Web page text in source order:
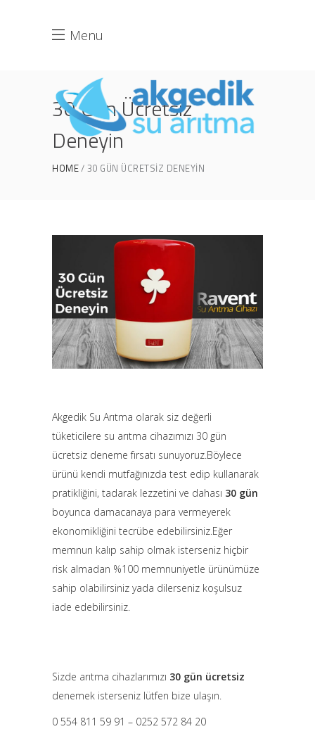
Menu
30 Gün Ücretsiz
Deneyin
HOME 30 GÜN ÜCRETSIZ DENEYIN
Akgedik Su Arıtma olarak siz değerli
tüketicilere su arıtma cihazımızı 30 gün
ücretsiz deneme fırsatı sunuyoruz.Böylece
ürünü kendi mutfağınızda test edip kullanarak
pratikliğini, tadarak lezzetini ve dahası 30 gün
boyunca damacanaya para vermeyerek
ekonomikliğini tecrübe edebilirsiniz.Eğer
memnun kalıp sahip olmak isterseniz hiçbir
risk almadan %100 memnuniyetle ürünümüze
sahip olabilirsiniz yada dilerseniz koşulsuz
iade edebilirsiniz.
Sizde arıtma cihazlarımızı 30 gün ücretsiz
denemek isterseniz lütfen bize ulaşın.
0 554 811 59 91 – 0252 572 84 20